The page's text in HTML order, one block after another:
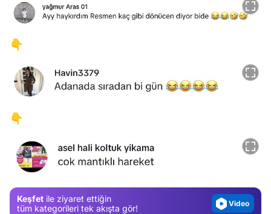
👇
👇
Keşfet ile ziyaret ettiğin
tüm kategorileri tek akışta gör!
Test
Gündem
Video